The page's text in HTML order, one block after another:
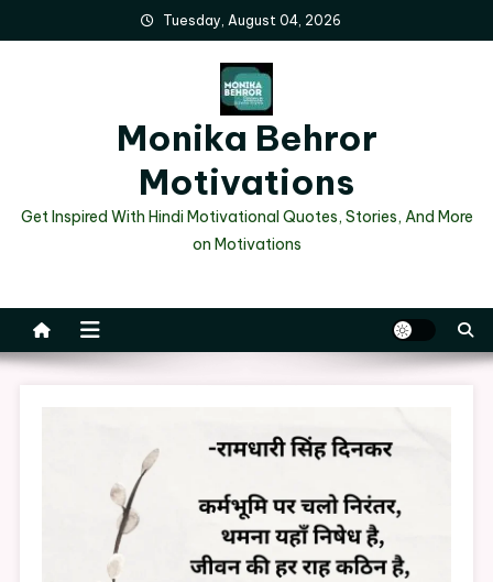
to
Tuesday, August 04, 2026
Monika Behror
Motivations
Get Inspired With Hindi Motivational Quotes, Stories, And More
on Motivations